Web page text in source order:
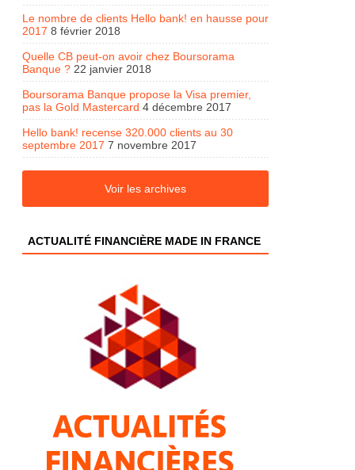
Le nombre de clients Hello bank! en hausse pour
2017 8 février 2018
Quelle CB peut-on avoir chez Boursorama
Banque ? 22 janvier 2018
Boursorama Banque propose la Visa premier,
pas la Gold Mastercard 4 décembre 2017
Hello bank! recense 320.000 clients au 30
septembre 2017 7 novembre 2017
Voir les archives
ACTUALITÉ FINANCIÈRE MADE IN FRANCE